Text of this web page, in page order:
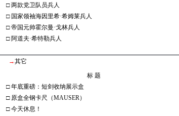
□两款党卫队员兵人
□ 国家领袖海因里希·希姆莱兵人
□帝国元帅霍尔曼·戈林兵人
□ 阿道夫·希特勒兵人
→其它
标 题
□年底重磅：短剑收纳展示盒
□ 原盒全钢卡尺（MAUSER）
□今天休息！